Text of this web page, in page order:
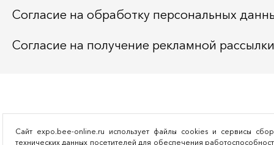
Согласие на обработку персональных
Согласие на получение рекламной рассылки
Сайт expo.bee-online.ru использует файлы cookies и сервисы
технических данных посетителей для обеспечения